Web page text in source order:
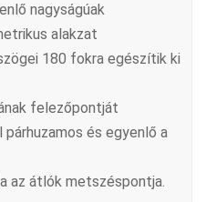
nagyságúak
alakzat
180 fokra egészítik ki
felezőpontját
és egyenlő a
az átlók metszéspontja.